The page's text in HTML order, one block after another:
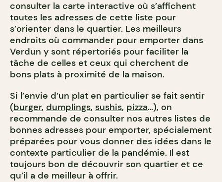
consulter la carte interactive où s’affichent
toutes les adresses de cette liste pour
s’orienter dans le quartier. Les meilleurs
endroits où commander pour emporter dans
Verdun y sont répertoriés pour faciliter la
tâche de celles et ceux qui cherchent de
bons plats à proximité de la maison.
Si l’envie d’un plat en particulier se fait sentir
(burger, dumplings, sushis, pizza…), on
recommande de consulter nos autres listes de
bonnes adresses pour emporter, spécialement
préparées pour vous donner des idées dans le
contexte particulier de la pandémie. Il est
toujours bon de découvrir son quartier et ce
qu’il a de meilleur à offrir.